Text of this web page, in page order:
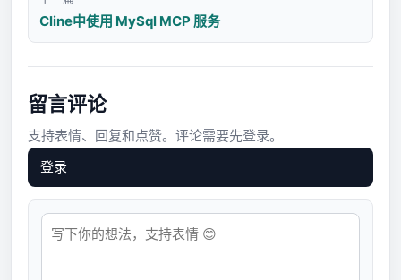
Cline中使用 MySql MCP 服务
留言评论
支持表情、回复和点赞。评论需要先登录。
登录